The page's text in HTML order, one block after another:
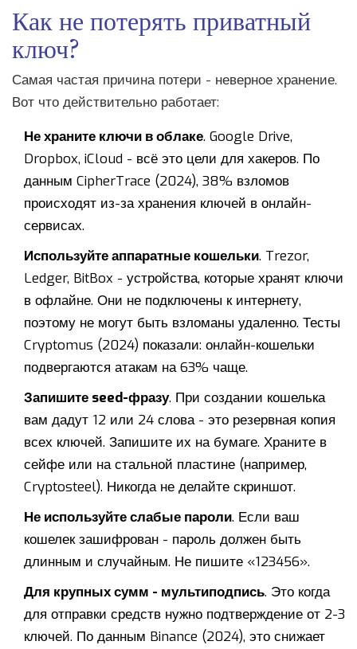
Как не потерять приватный
ключ?
Самая частая причина потери - неверное хранение.
Вот что действительно работает:
Не храните ключи в облаке. Google Drive,
Dropbox, iCloud - всё это цели для хакеров. По
данным CipherTrace (2024), 38% взломов
происходят из-за хранения ключей в онлайн-
сервисах.
Используйте аппаратные кошельки. Trezor,
Ledger, BitBox - устройства, которые хранят ключи
в офлайне. Они не подключены к интернету,
поэтому не могут быть взломаны удаленно. Тесты
Cryptomus (2024) показали: онлайн-кошельки
подвергаются атакам на 63% чаще.
Запишите seed-фразу. При создании кошелька
вам дадут 12 или 24 слова - это резервная копия
всех ключей. Запишите их на бумаге. Храните в
сейфе или на стальной пластине (например,
Cryptosteel). Никогда не делайте скриншот.
Не используйте слабые пароли. Если ваш
кошелек зашифрован - пароль должен быть
длинным и случайным. Не пишите «123456».
Для крупных сумм - мультиподпись. Это когда
для отправки средств нужно подтверждение от 2-3
ключей. По данным Binance (2024), это снижает